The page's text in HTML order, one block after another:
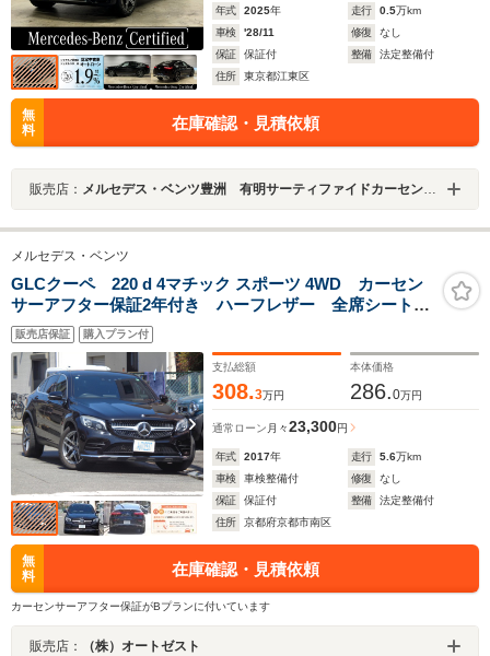
年式 2025年 走行 0.5万km
車検
'28/11 修復
なし
保証
保証付 整備
法定整備付
住所
東京都江東区
無
料
在庫確認・見積依頼
販売店： メルセデス・ベンツ豊洲 有明サーティファイドカーセンター
メルセデス・ベンツ
GLCクーペ 220 d 4マチック スポーツ 4WD カーセン
サーアフター保証2年付き ハーフレザー 全席シートヒ
ーター 純正ナビ 全周囲カメラ フルセグ レーダー
セーフティパッケージ アンビエンライト 純正AW19イ
ンチ
販売店保証 購入プラン付
支払総額
308.3万円
本体価格
286.0万円
通常ローン 月々23,300円
年式 2017年 走行 5.6万km
車検
車検整備付 修復
なし
保証
保証付 整備
法定整備付
住所
京都府京都市南区
無
料
在庫確認・見積依頼
カーセンサーアフター保証がBプランに付いています
販売店： （株）オートゼスト